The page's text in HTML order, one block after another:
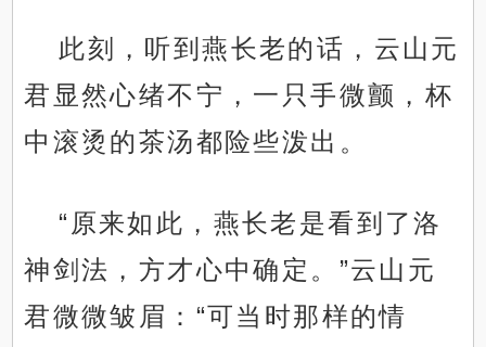
此刻，听到燕长老的话，云山元
君显然心绪不宁，一只手微颤，杯
中滚烫的茶汤都险些泼出。
“原来如此，燕长老是看到了洛
神剑法，方才心中确定。”云山元
君微微皱眉：“可当时那样的情